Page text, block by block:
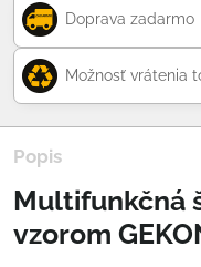
Doprava zadarmo
Možnosť vrátenia
Popis
Multifunkčná
vzorom